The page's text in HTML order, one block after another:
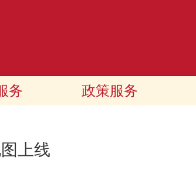
务 政策服务
上线